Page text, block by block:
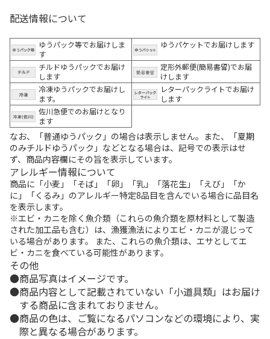
配送情報について
ゆうパック等でお届けしま
す
ゆうパケットでお届けします
チルドゆうパックでお届け
します
定形外郵便(簡易書留)でお届
けします
冷凍ゆうパックでお届けし
ます。
レターパックライトでお届け
します
佐川急便でのお届けとなり
ます
なお、「普通ゆうパック」の場合は表示しません。また、「夏期
のみチルドゆうパック」などとなる場合は、記号での表示はせ
ず、商品内容欄にその旨を表示しています。
アレルギー情報について
商品に「小麦」「そば」「卵」「乳」「落花生」「えび」「か
に」「くるみ」のアレルギー特定8品目を含んでいる場合に品目名
を表示します。
※エビ・カニを除く魚介類（これらの魚介類を原材料として製造
された加工品も含む）は、漁獲漁法によりエビ・カニが混じって
いる場合があります。 また、これらの魚介類は、エサとしてエ
ビ・カニを食べている可能性があります。
その他
商品写真はイメージです。
商品内容として記載されていない「小道具類」はお届け
する商品に含まれておりません。
商品の色は、ご覧になるパソコンなどの環境により、実
際と異なる場合があります。